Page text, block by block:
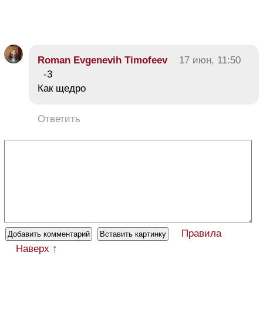
Roman Evgenevih Timofeev
17 июн, 11:50
-3
Как щедро
Ответить
Правила
Наверх ↑